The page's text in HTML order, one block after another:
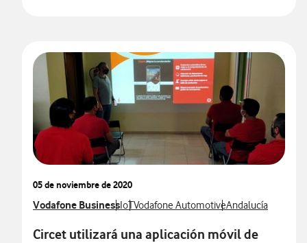
05 de noviembre de 2020
Ver más notas de prensa relacionados con
Vodafone BusinessVer más notas de prensa relacionados con
IoTVer más notas de prensa relacionados
Vodafone AutomotiveVer más notas de
Andalucía
Circet utilizará una aplicación móvil de